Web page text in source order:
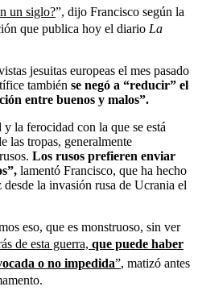
un siglo?”, dijo Francisco según la
que publica hoy el diario La
jesuitas europeas el mes pasado
también se negó a “reducir” el
entre buenos y malos”.
la ferocidad con la que se está
las tropas, generalmente
Los rusos prefieren enviar
lamentó Francisco, que ha hecho
la invasión rusa de Ucrania el
eso, que es monstruoso, sin ver
de esta guerra, que puede haber
o no impedida”, matizó antes